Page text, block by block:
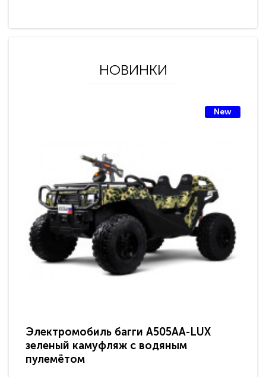
НОВИНКИ
New
Электромобиль багги A505AA-LUX
зеленый камуфляж с водяным
пулемётом